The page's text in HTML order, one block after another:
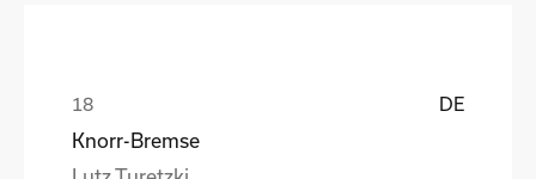
DE
Knorr-Bremse